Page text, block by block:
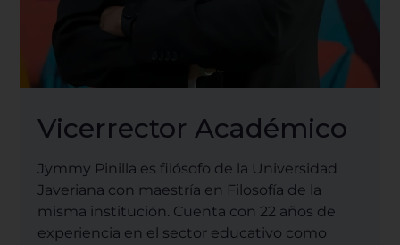
Vicerrector Académico
Jymmy Pinilla es filósofo de la Universidad
Javeriana con maestría en Filosofía de la
misma institución. Cuenta con 22 años de
experiencia en el sector educativo como